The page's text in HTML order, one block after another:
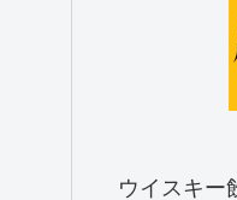
ウイスキー